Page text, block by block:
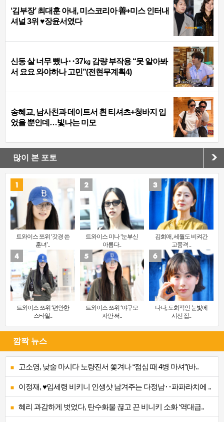
‘김부장’ 최대훈 아내, 미스코리아 善+미스 인터내
셔널 3위 ♥장윤서였다
신동 살 너무 뺐나‥37㎏ 감량 부작용 “못 알아봐
서 요요 와야하나 고민”(전현무계획4)
송혜교, 남사친과 데이트서 흰 티셔츠+청바지 입
었을 뿐인데…빛나는 미모
많이 본 포토
트와이스 쯔위 ‘갓경 쓴
훈녀’..
트와이스 미나 ‘눈부신
아름다..
김희애, 세월도 비켜간
고품격 ..
트와이스 쯔위 ‘편안한
스타일..
트와이스 쯔위 ‘야구모
자만 써..
나나, 도회적인 눈빛에
시선 집..
깜짝 뉴스
고소영, 낮술 마시다 노량진서 쫓겨나 “점심 때 4병 마셔”(바..
이정재, ♥임세령 비키니 인생샷 남겨주는 다정남‥파파라치에 ..
혜리 과감하게 벗었다, 탄수화물 끊고 끈 비니키 소화 ‘역대급..